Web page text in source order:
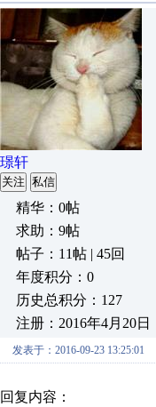
璟轩
关注 私信
精华：0帖
求助：9帖
帖子：11帖 | 45回
年度积分：0
历史总积分：127
注册：2016年4月20日
发表于：2016-09-23 13:25:01
回复内容：